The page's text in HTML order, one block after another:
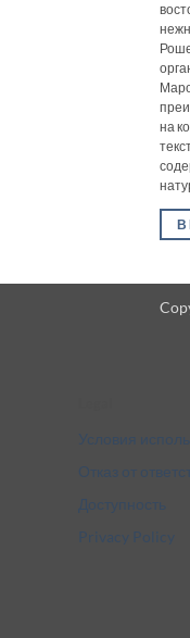
на
В
Условия
Отказ от
Доступность
Privacy Policy